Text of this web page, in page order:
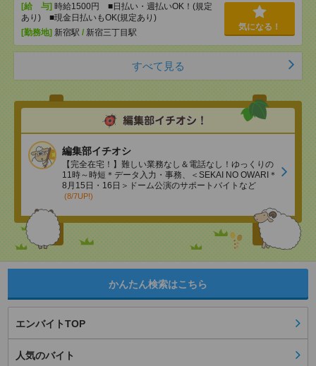
[給 与] 時給1500円 ■日払い・週払いOK！(規定
あり) ■現金日払いもOK(規定あり)
[勤務地] 新宿駅 / 新宿三丁目駅
気になる！
すべて見る
編集部イチオシ
【完全在宅！】難しい業務なし＆電話なし！ゆっくりの
11時～時短＊データ入力・事務、＜SEKAI NO OWARI＊
8月15日・16日＞ドーム公演のサポートバイトなど
(8/7UP!)
かんたん検索はこちら
エンバイトTOP
人気のバイト